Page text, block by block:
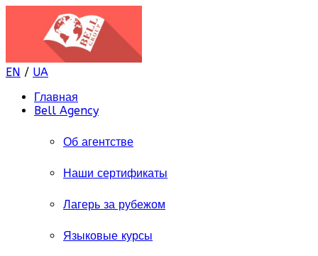
EN / UA
Главная
Bell Agency
Об агентстве
Наши сертификаты
Лагерь за рубежом
Языковые курсы